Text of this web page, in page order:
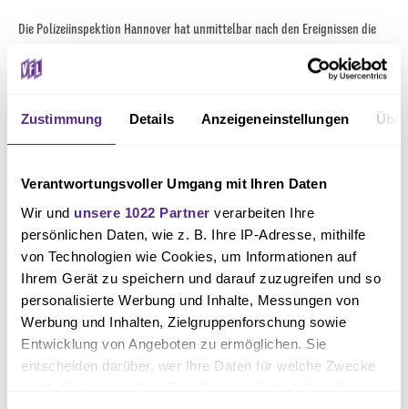
Zustimmung Details Anzeigeneinstellungen
Verantwortungsvoller Umgang mit Ihren Daten
Wir und unsere 1022 Partner verarbeiten Ihre
persönlichen Daten, wie z. B. Ihre IP-Adresse, mithilfe
von Technologien wie Cookies, um Informationen auf
Ihrem Gerät zu speichern und darauf zuzugreifen und so
personalisierte Werbung und Inhalte, Messungen von
Werbung und Inhalten, Zielgruppenforschung sowie
Entwicklung von Angeboten zu ermöglichen. Sie
entscheiden darüber, wer Ihre Daten für welche Zwecke
Die Polizeiinspektion Hannover hat unmittelbar nach den Ereignissen die
Ermittlungen aufgenommen. Nach bisherigem Stand verschafften sich die
Täter im Zeitraum vom 29.08.2025 um 19:00 Uhr und dem 30.08.2025 um
07:00 Uhr Zutritt zum Stadion an der Hannoverschen Straße in Havelse. Sie
entwendeten. Außerdem wurden vor dem Stadion abgestellte Fahrzeuge
eines Fußballvereins beschädigt.
Die Polizei hat Spuren gesichert und Ermittlungen wegen
Sachbeschädigung und Einbruchdiebstahls eingeleitet. Da ein
Zusammenhang mit dem Drittliga-Spiel zwischen dem TSV Havelse und
dem VfL Osnabrück am 30.08.2025 vermutet wird, geht die Polizei derzeit